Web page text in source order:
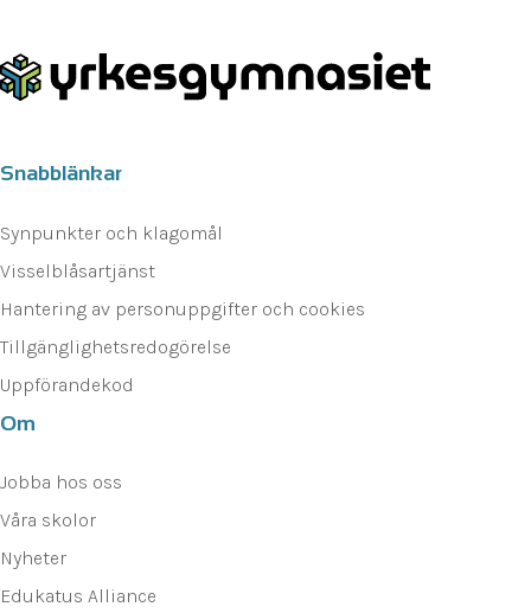
Snabblänkar
Synpunkter och klagomål
Visselblåsartjänst
Hantering av personuppgifter och cookies
Tillgänglighetsredogörelse
Uppförandekod
Om
Jobba hos oss
Våra skolor
Nyheter
Edukatus Alliance